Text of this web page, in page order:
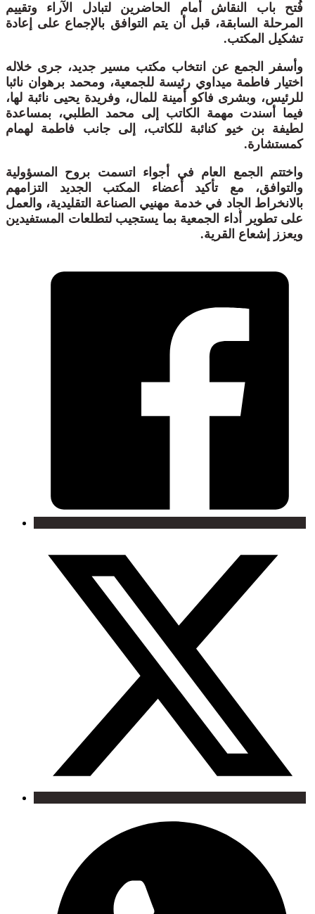
فُتح باب النقاش أمام الحاضرين لتبادل الآراء وتقييم
المرحلة السابقة، قبل أن يتم التوافق بالإجماع على إعادة
تشكيل المكتب.
وأسفر الجمع عن انتخاب مكتب مسير جديد، جرى خلاله
اختيار فاطمة ميداوي رئيسة للجمعية، ومحمد برهوان نائبا
للرئيس، وبشرى فاكو أمينة للمال، وفريدة يحيى نائبة لها،
فيما أسندت مهمة الكاتب إلى محمد الطلبي، بمساعدة
لطيفة بن خيو كنائبة للكاتب، إلى جانب فاطمة لهمام
كمستشارة.
واختتم الجمع العام في أجواء اتسمت بروح المسؤولية
والتوافق، مع تأكيد أعضاء المكتب الجديد التزامهم
بالانخراط الجاد في خدمة مهنيي الصناعة التقليدية، والعمل
على تطوير أداء الجمعية بما يستجيب لتطلعات المستفيدين
ويعزز إشعاع القرية.